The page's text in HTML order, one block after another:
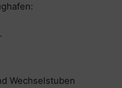
Wechselstuben